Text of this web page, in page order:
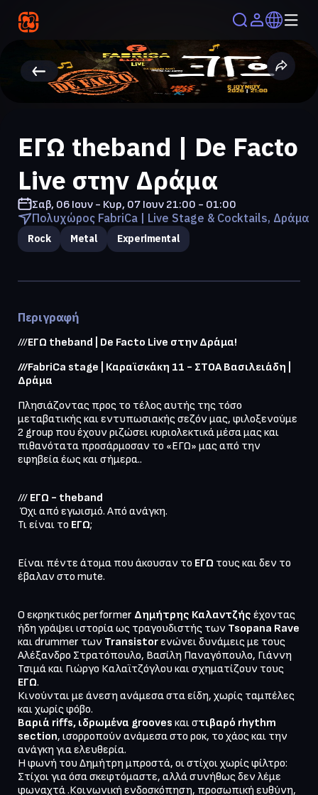
ΕΓΩ theband | De Facto
Live στην Δράμα
Σαβ, 06 Ιουν - Κυρ, 07 Ιουν 21:00 - 01:00
Πολυχώρος FabriCa | Live Stage & Cocktails, Δράμα
Rock Metal Experimental
Περιγραφή
///ΕΓΩ theband | De Facto Live στην Δράμα!
///FabriCa stage | Καραϊσκάκη 11 - ΣΤΟΑ Βασιλειάδη |
Δράμα
Πλησιάζοντας προς το τέλος αυτής της τόσο
μεταβατικής και εντυπωσιακής σεζόν μας, φιλοξενούμε
2 group που έχουν ριζώσει κυριολεκτικά μέσα μας και
πιθανότατα προσάρμοσαν το «ΕΓΩ» μας από την
εφηβεία έως και σήμερα..
/// ΕΓΩ - theband
Τι είναι το ΕΓΩ;
Είναι πέντε άτομα που άκουσαν το ΕΓΩ τους και δεν το
έβαλαν στο mute.
Ο εκρηκτικός performer Δημήτρης Καλαντζής έχοντας
ήδη γράψει ιστορία ως τραγουδιστής των
και drummer των Transistor ενώνει δυνάμεις με τους
Αλέξανδρο Στρατόπουλο, Βασίλη Παναγόπουλο, Γιάννη
ΕΓΩ.
Κινούνται με άνεση ανάμεσα στα είδη, χωρίς ταμπέλες
Βαριά riffs, ιδρωμένα grooves και στιβαρό rhythm
section, ισορροπούν ανάμεσα στο ροκ, το χάος και την
ανάγκη για ελευθερία.
Η φωνή του Δημήτρη μπροστά, οι στίχοι χωρίς φίλτρο:
Στίχοι για όσα σκεφτόμαστε, αλλά συνήθως δεν λέμε
φωναχτά .Κοινωνική ενδοσκόπηση, προσωπική ευθύνη,